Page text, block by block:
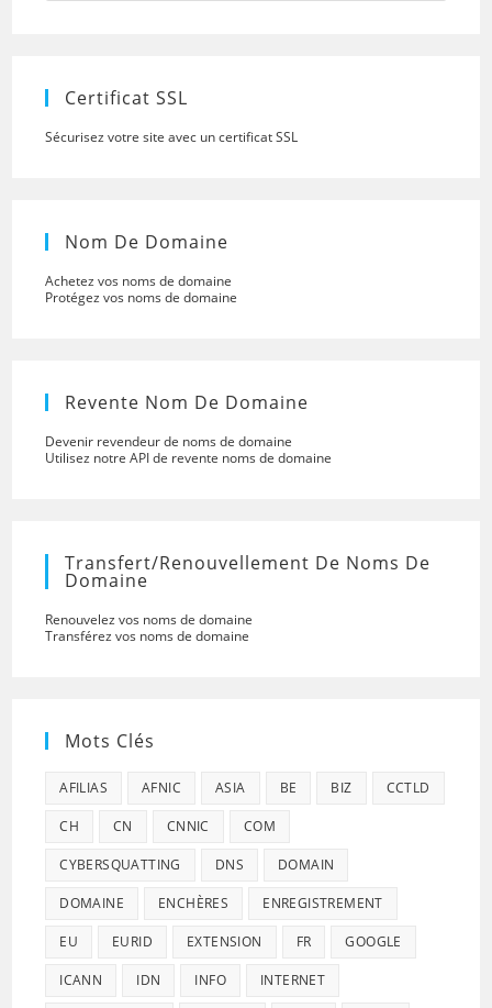
to
Certificat SSL
Sécurisez votre site avec un certificat SSL
Nom De Domaine
Achetez vos noms de domaine
Protégez vos noms de domaine
Revente Nom De Domaine
Devenir revendeur de noms de domaine
Utilisez notre API de revente noms de domaine
Transfert/renouvellement De Noms De
Domaine
Renouvelez vos noms de domaine
Transférez vos noms de domaine
Mots Clés
AFILIAS AFNIC ASIA BE BIZ CCTLD
CH CN CNNIC COM
CYBERSQUATTING DNS DOMAIN
DOMAINE ENCHÈRES ENREGISTREMENT
EU EURID EXTENSION FR GOOGLE
ICANN IDN INFO INTERNET